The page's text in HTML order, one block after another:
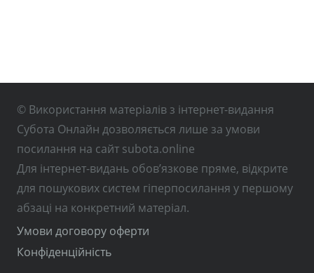
© Використання матеріалів з інтернет-видання
Субота Онлайн дозволяється лише за умови
посилання на сайт subota.online
Для інтернет-видань обов’язкове пряме, відкрите
для пошукових систем гіперпосилання у першому
абзаці на конкретний матеріал.
Умови договору оферти
Конфіденційність